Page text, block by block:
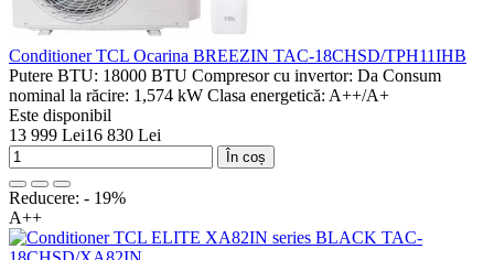
Conditioner TCL Ocarina BREEZIN TAC-18CHSD/TPH11IHB
Putere BTU: 18000 BTU Compresor cu invertor: Da Consum
nominal la răcire: 1,574 kW Clasa energetică: A++/A+
Este disponibil
13 999 Lei16 830 Lei
În coș
Reducere: - 19%
A++